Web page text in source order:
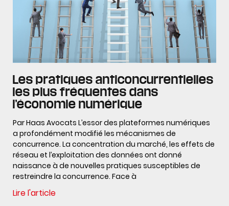
Les pratiques anticoncurrentielles
les plus fréquentes dans
l’économie numérique
Par Haas Avocats L’essor des plateformes numériques
a profondément modifié les mécanismes de
concurrence. La concentration du marché, les effets de
réseau et l’exploitation des données ont donné
naissance à de nouvelles pratiques susceptibles de
restreindre la concurrence. Face à
Lire l'article